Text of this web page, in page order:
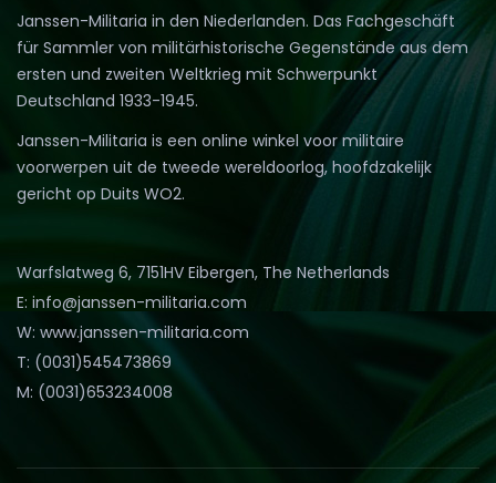
Janssen-Militaria in den Niederlanden. Das Fachgeschäft
für Sammler von militärhistorische Gegenstände aus dem
ersten und zweiten Weltkrieg mit Schwerpunkt
Deutschland 1933-1945.
Janssen-Militaria is een online winkel voor militaire
voorwerpen uit de tweede wereldoorlog, hoofdzakelijk
gericht op Duits WO2.
Warfslatweg 6, 7151HV Eibergen, The Netherlands
E: info@janssen-militaria.com
W: www.janssen-militaria.com
T: (0031)545473869
M: (0031)653234008